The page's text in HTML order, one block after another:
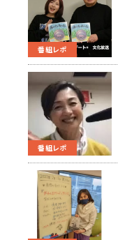
番組レポ
番組レポ